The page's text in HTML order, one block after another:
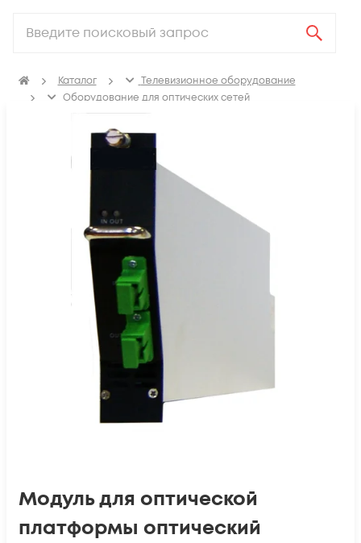
Каталог
Телевизионное оборудование
Оборудование для оптических сетей
Модуль для оптической
платформы оптический